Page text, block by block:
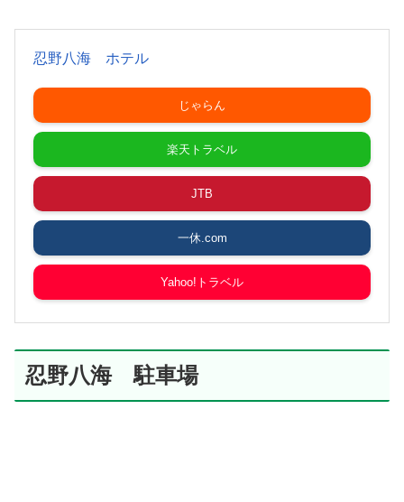
忍野八海 ホテル
じゃらん
楽天トラベル
JTB
一休.com
Yahoo!トラベル
忍野八海 駐車場